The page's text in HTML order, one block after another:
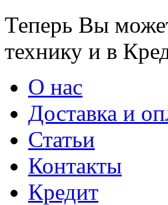
Теперь Вы
технику и в
О нас
Доставка и
Статьи
Контакты
Кредит